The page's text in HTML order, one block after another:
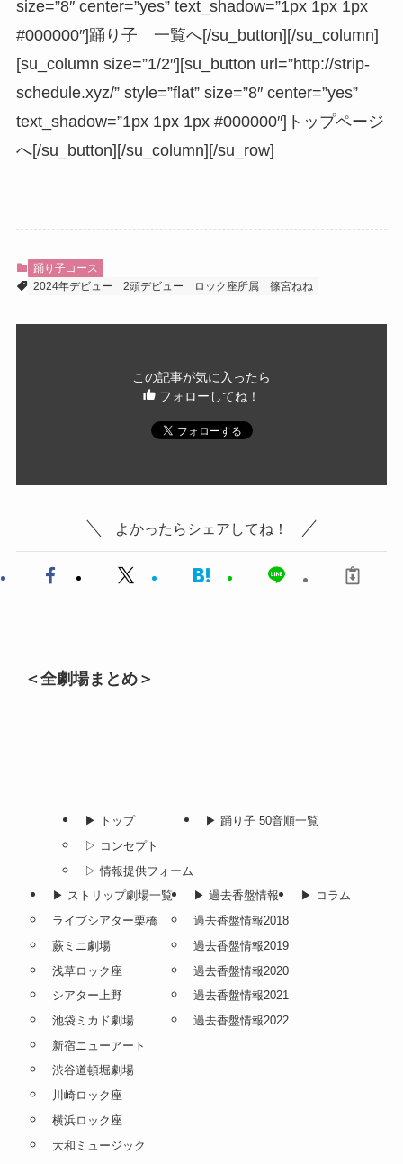
size=”8″ center=”yes” text_shadow=”1px 1px 1px
#000000″]踊り子 一覧へ[/su_button][/su_column]
[su_column size=”1/2″][su_button url=”http://strip-
schedule.xyz/” style=”flat” size=”8″ center=”yes”
text_shadow=”1px 1px 1px #000000″]トップページ
へ[/su_button][/su_column][/su_row]
踊り子コース
2024年デビュー
2頭デビュー ロック座所属 篠宮ねね
この記事が気に入ったら
フォローしてね！
よかったらシェアしてね！
＜全劇場まとめ＞
▶︎ トップ
▷ コンセプト
▷ 情報提供フォーム
▶︎ 踊り子 50音順一覧
▶︎ ストリップ劇場一覧
ライブシアター栗橋
蕨ミニ劇場
浅草ロック座
シアター上野
池袋ミカド劇場
新宿ニューアート
渋谷道頓堀劇場
川崎ロック座
横浜ロック座
大和ミュージック
▶︎ 過去香盤情報
過去香盤情報2018
過去香盤情報2019
過去香盤情報2020
過去香盤情報2021
過去香盤情報2022
▶︎ コラム